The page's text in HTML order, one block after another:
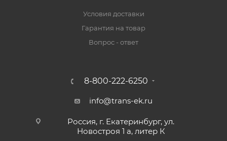
Условия доставки
Гарантия на товар
Вопрос - ответ
8-800-222-6250
info@trans-ek.ru
Россия, г. Екатеринбург, ул.
Новостроя 1 а, литер К